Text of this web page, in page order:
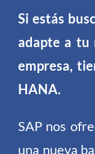
Si estás
adapte a tu
empresa,
HANA.
SAP nos
una nueva